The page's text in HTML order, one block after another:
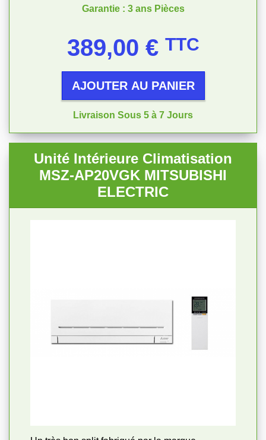
Garantie : 3 ans Pièces
389,00 € TTC
AJOUTER AU PANIER
Livraison Sous 5 à 7 Jours
Unité Intérieure Climatisation
MSZ-AP20VGK MITSUBISHI
ELECTRIC